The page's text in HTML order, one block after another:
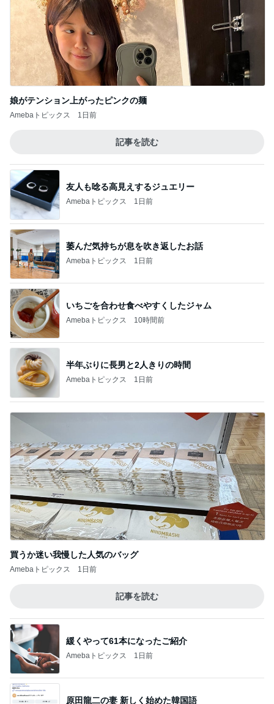
娘がテンション上がったピンクの麺
Amebaトピックス 1日前
記事を読む
友人も唸る高見えするジュエリー
Amebaトピックス 1日前
萎んだ気持ちが息を吹き返したお話
Amebaトピックス 1日前
いちごを合わせ食べやすくしたジャム
Amebaトピックス 10時間前
半年ぶりに長男と2人きりの時間
Amebaトピックス 1日前
買うか迷い我慢した人気のバッグ
Amebaトピックス 1日前
記事を読む
緩くやって61本になったご紹介
Amebaトピックス 1日前
原田龍二の妻 新しく始めた韓国語